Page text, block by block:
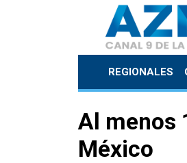
REGIONALES
Al menos
México